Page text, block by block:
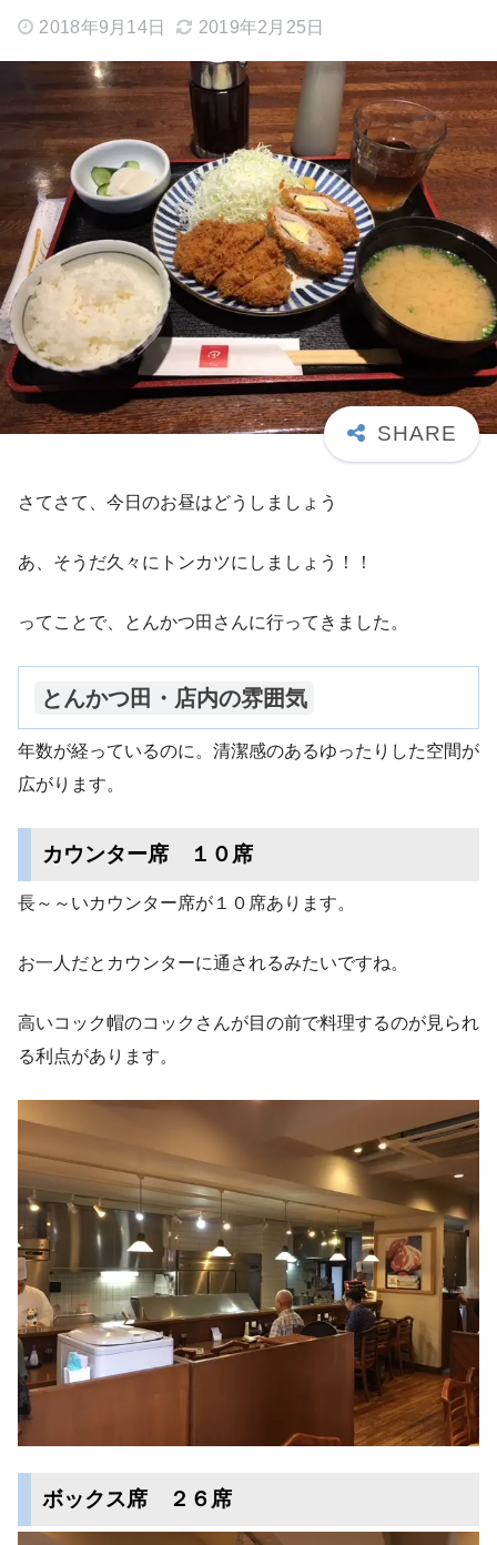
2018年9月14日 2019年2月25日
さてさて、今日のお昼はどうしましょう
あ、そうだ久々にトンカツにしましょう！！
ってことで、とんかつ田さんに行ってきました。
とんかつ田・店内の雰囲気
年数が経っているのに。清潔感のあるゆったりした空間が
広がります。
カウンター席 １０席
長～～いカウンター席が１０席あります。
お一人だとカウンターに通されるみたいですね。
高いコック帽のコックさんが目の前で料理するのが見られ
る利点があります。
ボックス席 ２６席